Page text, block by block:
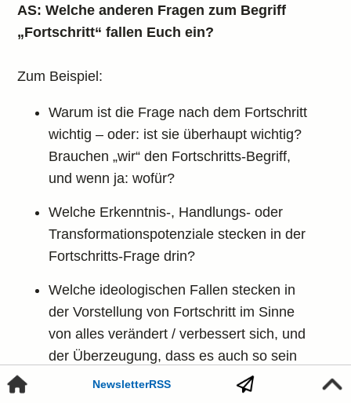
NewsletterRSS
AS: Welche anderen Fragen zum Begriff
„Fortschritt“ fallen Euch ein?
Zum Beispiel:
Warum ist die Frage nach dem Fortschritt
wichtig – oder: ist sie überhaupt wichtig?
Brauchen „wir“ den Fortschritts-Begriff,
und wenn ja: wofür?
Welche Erkenntnis-, Handlungs- oder
Transformationspotenziale stecken in der
Fortschritts-Frage drin?
Welche ideologischen Fallen stecken in
der Vorstellung von Fortschritt im Sinne
von alles verändert / verbessert sich, und
der Überzeugung, dass es auch so sein
muss? Neben patriarchal-konkurrentem